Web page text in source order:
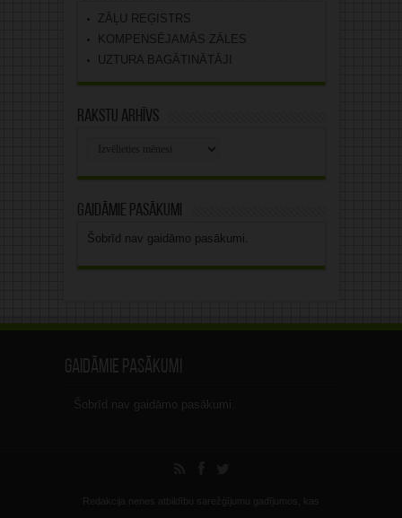
ZĀĻU REĢISTRS
KOMPENSĒJAMĀS ZĀLES
UZTURA BAGĀTINĀTĀJI
Rakstu arhīvs
Gaidāmie pasākumi
Šobrīd nav gaidāmo pasākumi.
Gaidāmie pasākumi
Šobrīd nav gaidāmo pasākumi.
Redakcija nenes atbildību sarežģījumu gadījumos, kas